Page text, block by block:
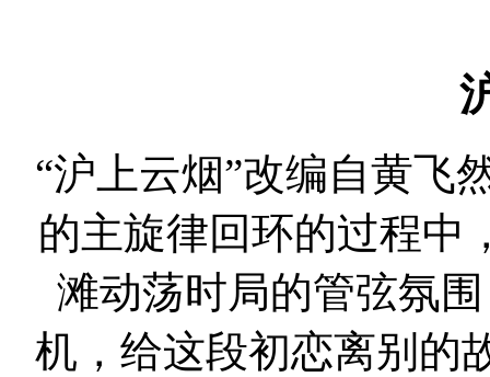
“沪上云烟”改编自黄飞
的主旋律回环的过程中
滩动荡时局的管弦氛
机，给这段初恋离别的